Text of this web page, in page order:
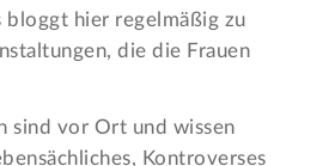
bloggt hier regelmäßig zu
die die Frauen
sind vor Ort und wissen
Kontroverses